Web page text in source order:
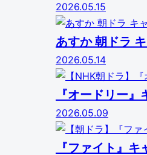
2026.05.15
あすか 朝ドラ
2026.05.14
『オードリー
2026.05.09
『ファイト』